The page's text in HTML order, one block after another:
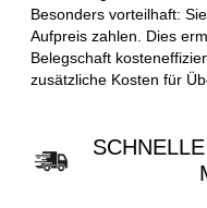
Besonders vorteilhaft:
Aufpreis zahlen. Dies
Belegschaft
zusätzliche Kosten für